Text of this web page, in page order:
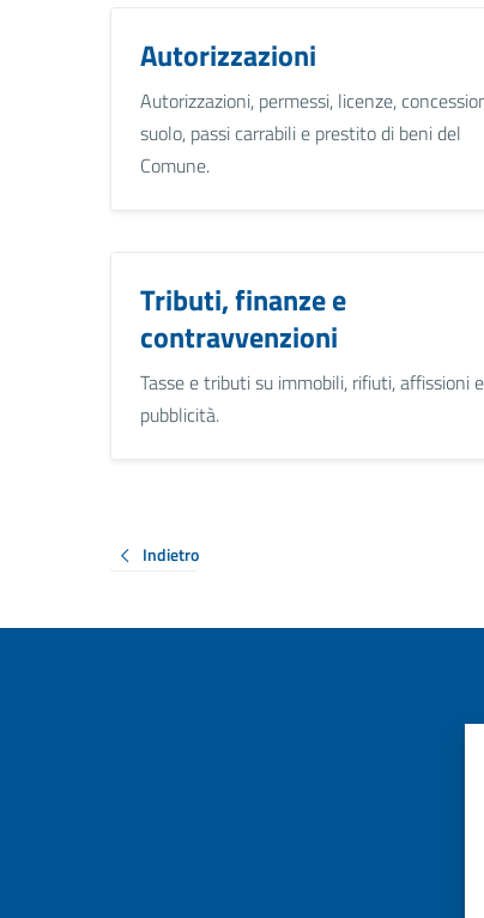
Autorizzazioni
Autorizzazioni, permessi, licenze,
suolo, passi carrabili e prestito di beni del
Comune.
Tributi, finanze e
contravvenzioni
Tasse e tributi su immobili, rifiuti, affissioni e
pubblicità.
Indietro